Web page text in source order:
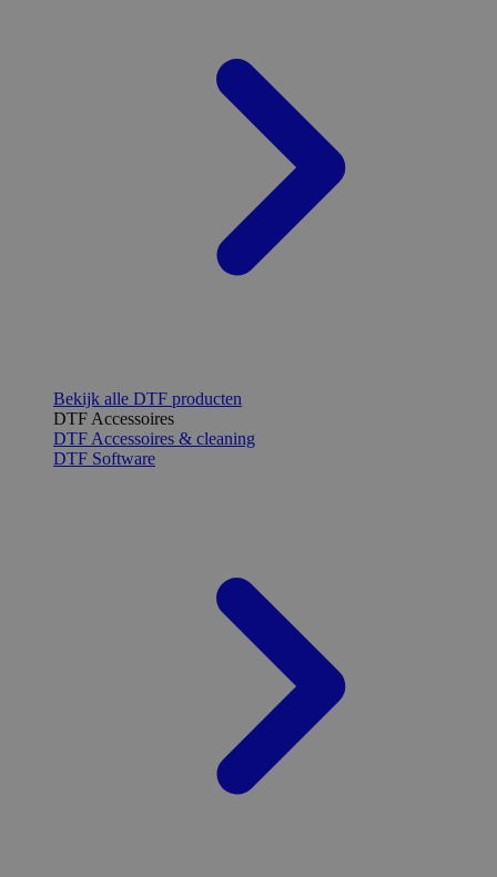
Bekijk alle DTF producten
DTF Accessoires
DTF Accessoires & cleaning
DTF Software